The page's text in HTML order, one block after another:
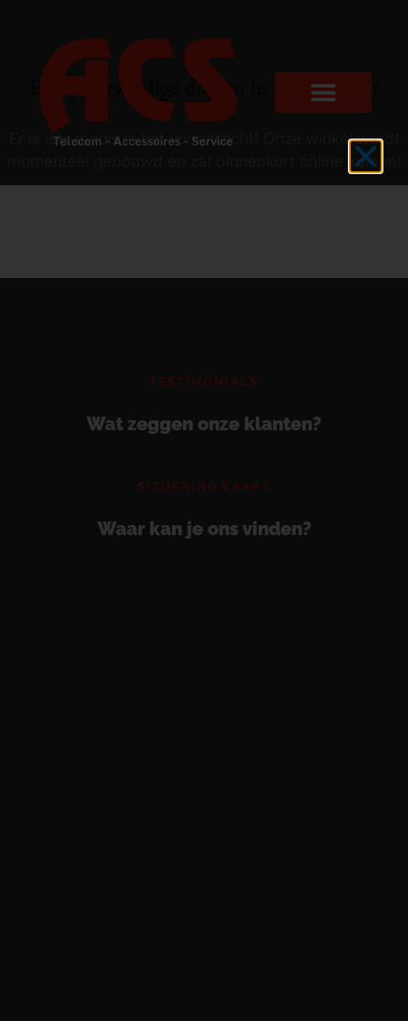
Er zijn geweldige dingen in het verschiet
Er is iets moois in het vooruitzicht! Onze winkel wordt
momenteel gebouwd en zal binnenkort online komen!
TESTIMONIALS
Wat zeggen onze klanten?
SITUERING KAART
Waar kan je ons vinden?